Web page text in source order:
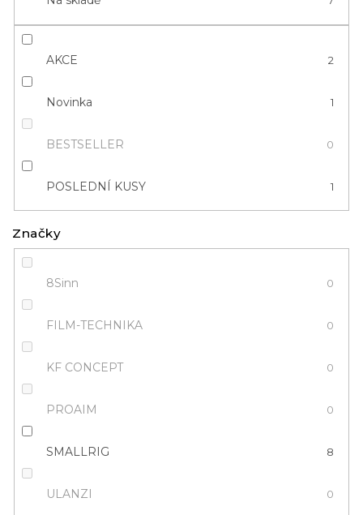
t
ů
AKCE 2
Novinka 1
BESTSELLER 0
POSLEDNÍ KUSY 1
Značky
8Sinn 0
FILM-TECHNIKA 0
KF CONCEPT 0
PROAIM 0
SMALLRIG 8
ULANZI 0